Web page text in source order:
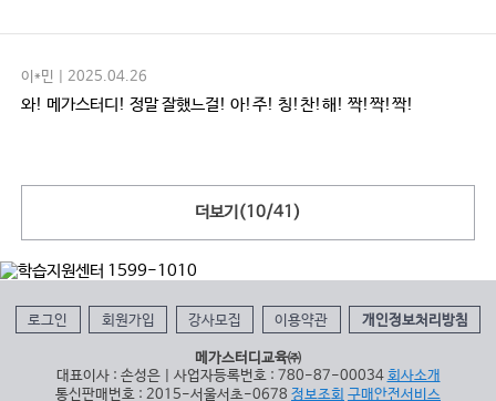
이*민 | 2025.04.26
와! 메가스터디! 정말 잘했느걸! 아!주! 칭!찬!해! 짝!짝!짝!
더보기(10/41 )
로그인 회원가입 강사모집 이용약관 개인정보처리방침
메가스터디교육㈜
대표이사 : 손성은 | 사업자등록번호 : 780-87-00034 회사소개
통신판매번호 : 2015-서울서초-0678 정보조회 구매안전서비스